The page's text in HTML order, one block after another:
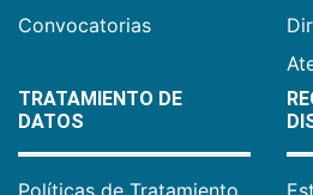
Convocatorias
TRATAMIENTO DE
DATOS
Políticas de Tratamiento